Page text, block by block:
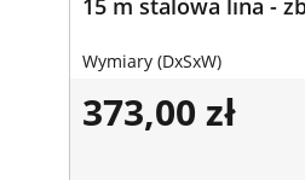
Wymiary (DxSxW)
373,00 zł